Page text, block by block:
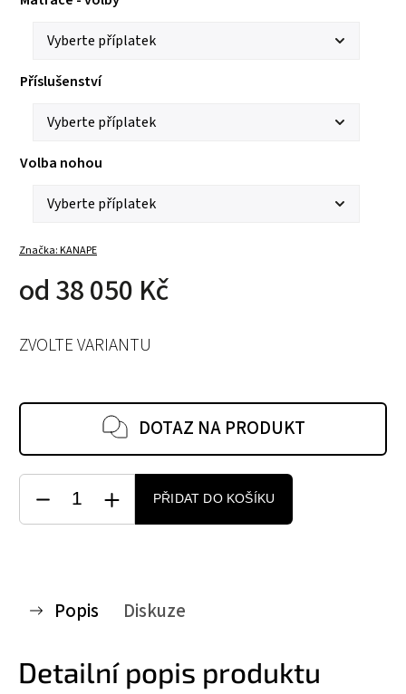
Příslušenství
Volba nohou
Značka:KANAPE
od38 050 Kč
ZVOLTE VARIANTU
DOTAZ NA PRODUKT
PŘIDAT DO KOŠÍKU
Popis Diskuze
Detailní popis produktu